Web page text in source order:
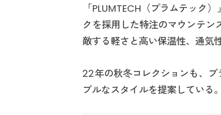
「PLUMTECH（プラムテック
クを採用した特注のマウンテン
敵する軽さと高い保温性、通気
22年の秋冬コレクションも、
ブルなスタイルを提案している。